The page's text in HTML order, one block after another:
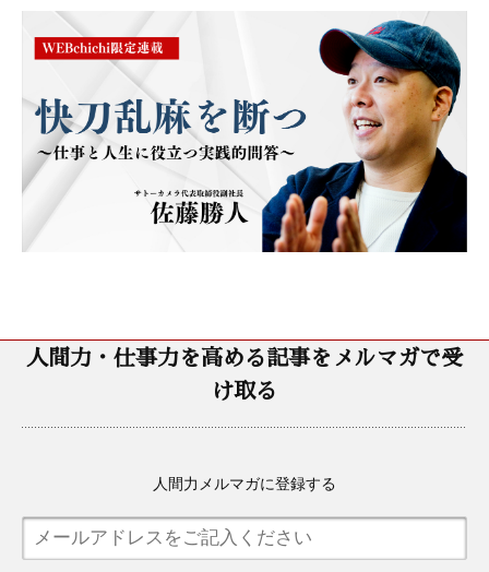
人間力・仕事力を高める記事をメルマガで受
け取る
人間力メルマガに登録する